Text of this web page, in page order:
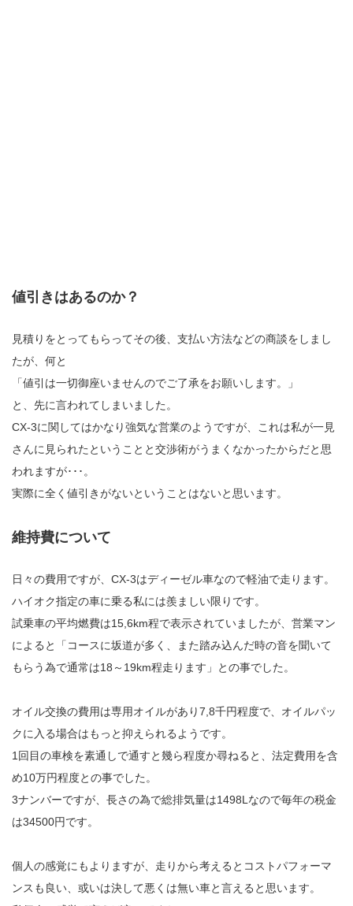
値引きはあるのか？
見積りをとってもらってその後、支払い方法などの商談をしまし
たが、何と
「値引は一切御座いませんのでご了承をお願いします。」
と、先に言われてしまいました。
CX-3に関してはかなり強気な営業のようですが、これは私が一見
さんに見られたということと交渉術がうまくなかったからだと思
われますが･･･。
実際に全く値引きがないということはないと思います。
維持費について
日々の費用ですが、CX-3はディーゼル車なので軽油で走ります。
ハイオク指定の車に乗る私には羨ましい限りです。
試乗車の平均燃費は15,6km程で表示されていましたが、営業マン
によると「コースに坂道が多く、また踏み込んだ時の音を聞いて
もらう為で通常は18～19km程走ります」との事でした。
オイル交換の費用は専用オイルがあり7,8千円程度で、オイルパッ
クに入る場合はもっと抑えられるようです。
1回目の車検を素通しで通すと幾ら程度か尋ねると、法定費用を含
め10万円程度との事でした。
3ナンバーですが、長さの為で総排気量は1498Lなので毎年の税金
は34500円です。
個人の感覚にもよりますが、走りから考えるとコストパフォーマ
ンスも良い、或いは決して悪くは無い車と言えると思います。